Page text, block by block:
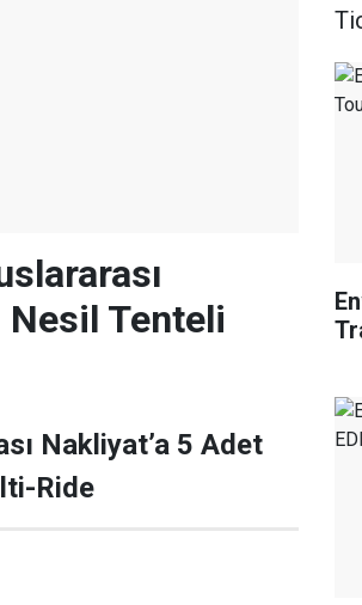
Nesil Tenteli
Nakliyat’a 5 Adet
Ride